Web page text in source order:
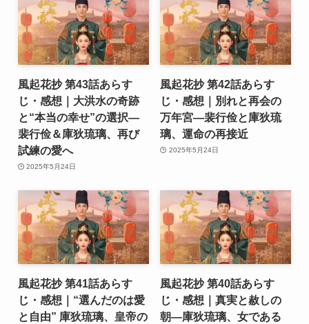
風起花抄 第43話あらす
じ・感想｜大洪水の奇跡
と“本当の幸せ”の選択―
裴行俭＆庫狄琉璃、再び
試練の愛へ
2025年5月24日
風起花抄 第42話あらす
じ・感想｜別れと再会の
万年宮―裴行俭と庫狄琉
璃、運命の再接近
2025年5月24日
風起花抄 第41話あらす
じ・感想｜“選んだのは愛
と自由” 庫狄琉璃、皇帝の
風起花抄 第40話あらす
じ・感想｜真実と赦しの
朝―庫狄琉璃、女である